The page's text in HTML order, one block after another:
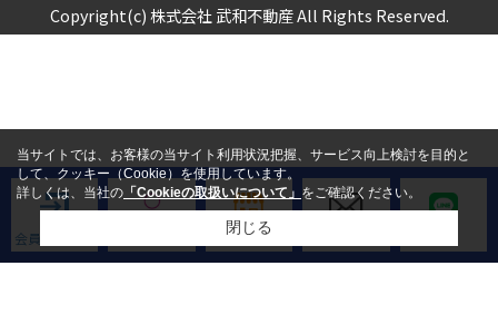
会員ログイン 来店予約
Copyright(c) 株式会社 武和不動産 All Rights Reserved.
当サイトでは、お客様の当サイト利用状況把握、サービス向上検討を目的と
して、クッキー（Cookie）を使用しています。
詳しくは、当社の 「Cookieの取扱いについて」 をご確認ください。
閉じる